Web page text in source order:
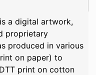
a digital artwork,
proprietary
produced in various
on paper) to
print on cotton